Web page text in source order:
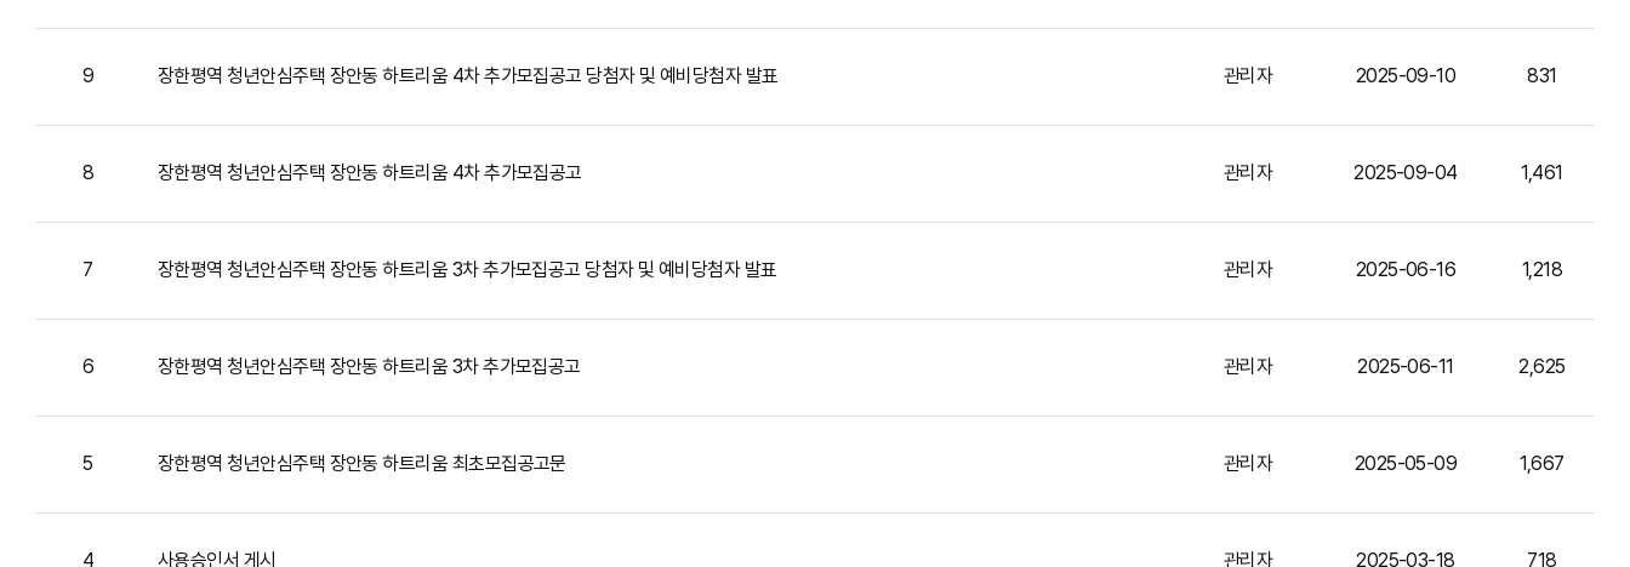
9 장한평역 청년안심주택 장안동 하트리움 4차 추가모집공고 당첨자 및 예비당첨자 발표 관리자 2025-09-10 831
8 장한평역 청년안심주택 장안동 하트리움 4차 추가모집공고 관리자 2025-09-04 1,461
7 장한평역 청년안심주택 장안동 하트리움 3차 추가모집공고 당첨자 및 예비당첨자 발표 관리자 2025-06-16 1,218
6 장한평역 청년안심주택 장안동 하트리움 3차 추가모집공고 관리자 2025-06-11 2,625
5 장한평역 청년안심주택 장안동 하트리움 최초모집공고문 관리자 2025-05-09 1,667
4 사용승인서 게시 관리자 2025-03-18 718